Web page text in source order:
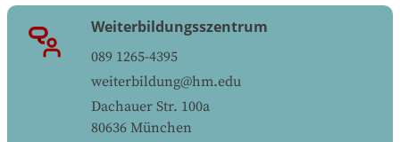
Weiterbildungsszentrum
089 1265-4395
weiterbildung@hm.edu
Dachauer Str. 100a
80636 München